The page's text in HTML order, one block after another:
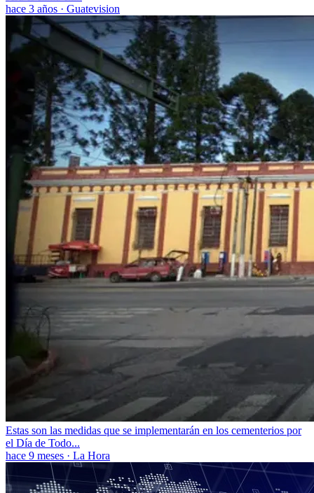
hace 3 años · Guatevision
Estas son las medidas que se implementarán en los cementerios por
el Día de Todo...
hace 9 meses · La Hora